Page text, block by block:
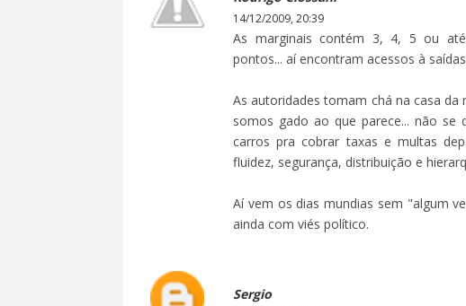
14/12/2009, 20:39
As marginais contém 3, 4, 5 ou
pontos... aí encontram acessos à
As autoridades tomam chá na casa
somos gado ao que parece... não se
carros pra cobrar taxas e multas
fluidez, segurança, distribuição e
Aí vem os dias mundias sem "algum
ainda com viés político.
Sergio